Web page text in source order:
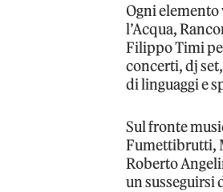
Ogni
l’Acqua,
Filippo Timi
concerti, dj
di linguaggi e
Sul fronte
Fumettibrutti,
Roberto
un